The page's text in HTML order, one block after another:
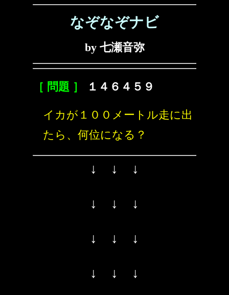
なぞなぞナビ
by 七瀬音弥
［ 問題 ］ １４６４５９
イカが１００メートル走に出
たら、何位になる？
↓ ↓ ↓
↓ ↓ ↓
↓ ↓ ↓
↓ ↓ ↓